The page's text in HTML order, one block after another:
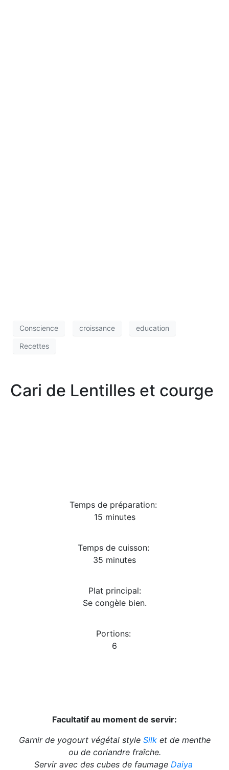
Conscience croissance education
Recettes
Cari de Lentilles et courge
Temps de préparation:
15 minutes
Temps de cuisson:
35 minutes
Plat principal:
Se congèle bien.
Portions:
6
Facultatif au moment de servir:
Garnir de yogourt végétal style Silket de menthe
ou de coriandre fraîche.
Servir avec des cubes de faumage Daiya